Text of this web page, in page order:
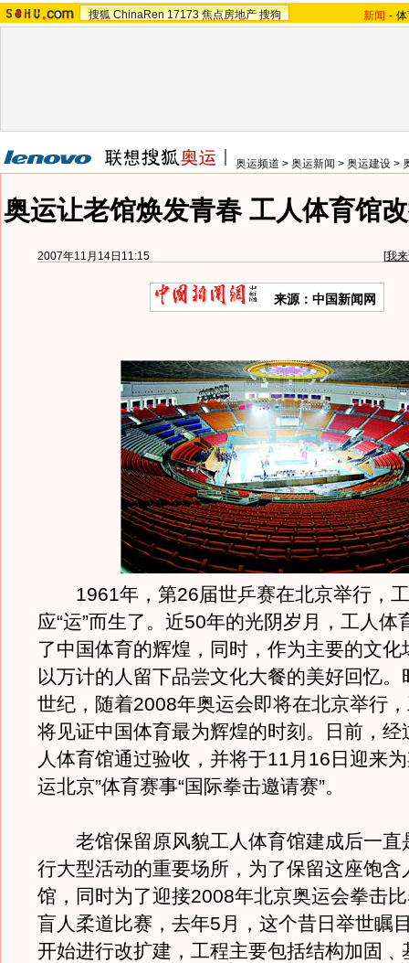
搜狐 ChinaRen 17173 焦点房地产 搜狗 新闻 -
奥运频道 > 奥运新闻 > 奥运建设 >
奥运让老馆焕发青春 工人体育馆
2007年11月14日11:15 [我
来源：中国新闻网
1961年，第26届世乒赛在北京举行，
应“运”而生了。近50年的光阴岁月，工人体
了中国体育的辉煌，同时，作为主要的文化
以万计的人留下品尝文化大餐的美好回忆。
世纪，随着2008年奥运会即将在北京举行
将见证中国体育最为辉煌的时刻。日前，经
人体育馆通过验收，并将于11月16日迎来
运北京”体育赛事“国际拳击邀请赛”。
老馆保留原风貌工人体育馆建成后一直
行大型活动的重要场所，为了保留这座饱含
馆，同时为了迎接2008年北京奥运会拳击
盲人柔道比赛，去年5月，这个昔日举世瞩
开始进行改扩建，工程主要包括结构加固﹑